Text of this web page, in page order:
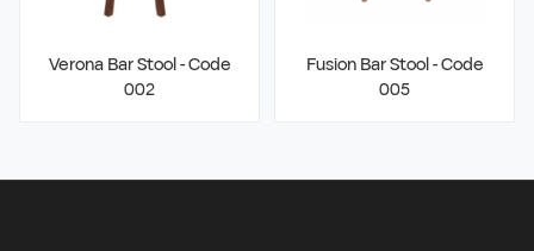
Verona Bar Stool - Code
002
Fusion Bar Stool - Code
005